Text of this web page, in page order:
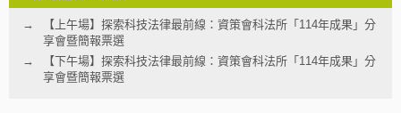
【上午場】探索科技法律最前線：資策會科法所「114年成果」分
享會暨簡報票選
【下午場】探索科技法律最前線：資策會科法所「114年成果」分
享會暨簡報票選